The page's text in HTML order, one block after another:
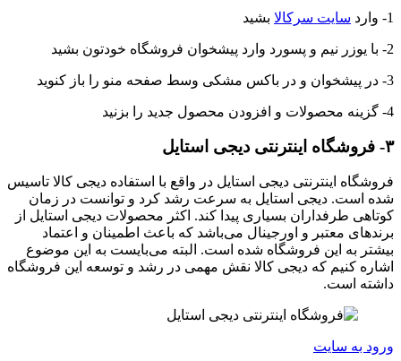
1- وارد سایت سرکالا بشید
2- با یوزر نیم و پسورد وارد پیشخوان فروشگاه خودتون بشید
3- در پیشخوان و در باکس مشکی وسط صفحه منو را باز کنوید
4- گزینه محصولات و افزودن محصول جدید را بزنید
۳- فروشگاه اینترنتی دیجی استایل
فروشگاه اینترنتی دیجی استایل در واقع با استفاده دیجی کالا تاسیس
شده است. دیجی استایل به سرعت رشد کرد و توانست در زمان
کوتاهی طرفداران بسیاری پیدا کند. اکثر محصولات دیجی استایل از
برندهای معتبر و اورجینال می‌باشد که باعث اطمینان و اعتماد
بیشتر به این فروشگاه شده است. البته می‌بایست به این موضوع
اشاره کنیم که دیجی کالا نقش مهمی در رشد و توسعه این فروشگاه
داشته است.
ورود به سایت